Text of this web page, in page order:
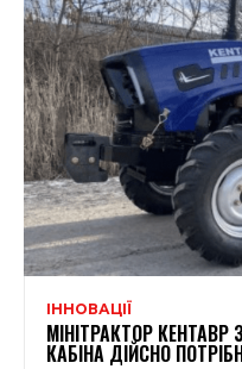
ІННОВАЦІЇ
МІНІТРАКТОР
КАБІНА ДІЙСНО